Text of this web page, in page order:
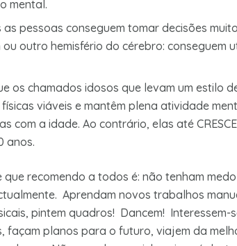
mental.
pessoas conseguem tomar decisões
ou outro hemisfério do cérebro: conseguem
os chamados idosos que levam um estilo
viáveis e mantêm plena atividade
com a idade. Ao contrário, elas até
anos.
que recomendo a todos é: não tenham
Aprendam novos trabalhos
pintem quadros! Dancem! Interessem-
façam planos para o futuro, viajem da